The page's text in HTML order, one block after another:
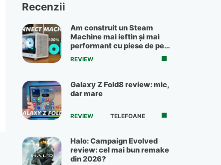
Recenzii
Am construit un Steam
Machine mai ieftin și mai
performant cu piese de pe
OLX
REVIEW
Galaxy Z Fold8 review: mic,
dar mare
REVIEW TELEFOANE
Halo: Campaign Evolved
review: cel mai bun remake
din 2026?